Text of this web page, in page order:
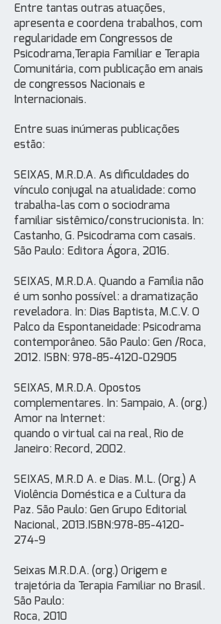
Entre tantas outras atuações,
apresenta e coordena trabalhos, com
regularidade em Congressos de
Psicodrama,Terapia Familiar e Terapia
Comunitária, com publicação em anais
de congressos Nacionais e
Internacionais.
Entre suas inúmeras publicações
estão:
SEIXAS, M.R.D.A. As dificuldades do
vínculo conjugal na atualidade: como
trabalha-las com o sociodrama
familiar sistêmico/construcionista. In:
Castanho, G. Psicodrama com casais.
São Paulo: Editora Ágora, 2016.
SEIXAS, M.R.D.A. Quando a Família não
é um sonho possível: a dramatização
reveladora. In: Dias Baptista, M.C.V. O
Palco da Espontaneidade: Psicodrama
contemporâneo. São Paulo: Gen /Roca,
2012. ISBN: 978-85-4120-02905
SEIXAS, M.R.D.A. Opostos
complementares. In: Sampaio, A. (org.)
Amor na Internet:
quando o virtual cai na real, Rio de
Janeiro: Record, 2002.
SEIXAS, M.R.D A. e Dias. M.L. (Org.) A
Violência Doméstica e a Cultura da
Paz. São Paulo: Gen Grupo Editorial
Nacional, 2013.ISBN:978-85-4120-
274-9
Seixas M.R.D.A. (org.) Origem e
trajetória da Terapia Familiar no Brasil.
São Paulo:
Roca, 2010